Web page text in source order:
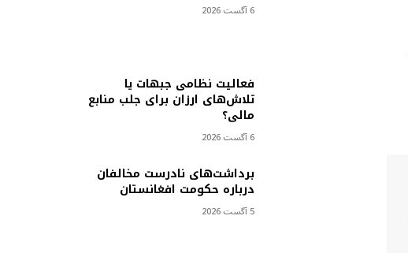
6 آگست 2026
فعالیت نظامی جبهات یا
تلاش‌های ارزان برای جلب منابع
مالی؟
6 آگست 2026
برداشت‌های نادرست مخالفان
درباره حکومت افغانستان
5 آگست 2026